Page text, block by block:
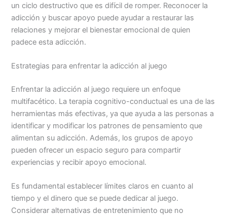
un ciclo destructivo que es difícil de romper. Reconocer la
adicción y buscar apoyo puede ayudar a restaurar las
relaciones y mejorar el bienestar emocional de quien
padece esta adicción.
Estrategias para enfrentar la adicción al juego
Enfrentar la adicción al juego requiere un enfoque
multifacético. La terapia cognitivo-conductual es una de las
herramientas más efectivas, ya que ayuda a las personas a
identificar y modificar los patrones de pensamiento que
alimentan su adicción. Además, los grupos de apoyo
pueden ofrecer un espacio seguro para compartir
experiencias y recibir apoyo emocional.
Es fundamental establecer límites claros en cuanto al
tiempo y el dinero que se puede dedicar al juego.
Considerar alternativas de entretenimiento que no